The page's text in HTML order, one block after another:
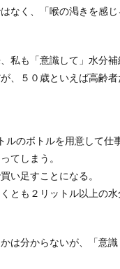
はなく、「喉の渇きを感
私も「意識して」水分補
、５０歳といえば高齢者
ルのボトルを用意して仕
てしまう。
い足すことになる。
とも２リットル以上の
は分からないが、「意